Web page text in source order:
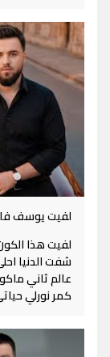
لفيت يوسف
لفيت هذا
شفت الدنيا
عالم ثاني
كمر نورلي